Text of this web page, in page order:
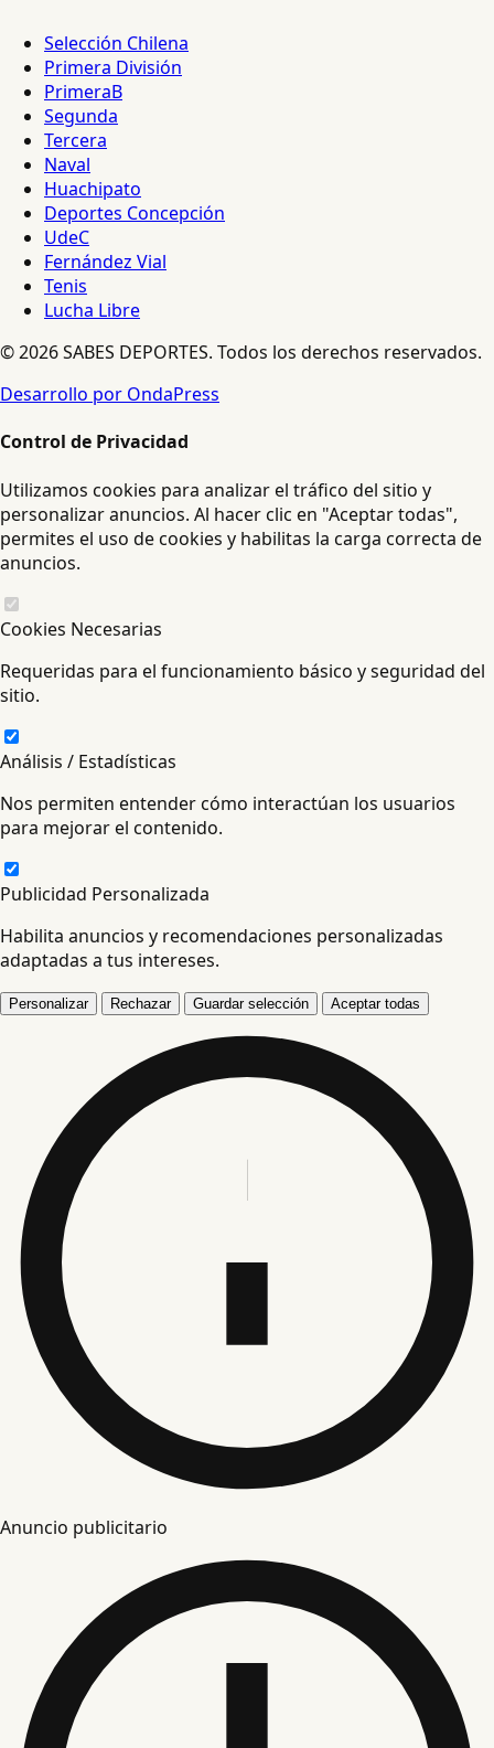
Selección Chilena
Primera División
PrimeraB
Segunda
Tercera
Naval
Huachipato
Deportes Concepción
UdeC
Fernández Vial
Tenis
Lucha Libre
© 2026 SABES DEPORTES. Todos los derechos reservados.
Desarrollo por OndaPress
Control de Privacidad
Utilizamos cookies para analizar el tráfico del sitio y
personalizar anuncios. Al hacer clic en "Aceptar todas",
permites el uso de cookies y habilitas la carga correcta de
anuncios.
Cookies Necesarias
Requeridas para el funcionamiento básico y seguridad del
sitio.
Análisis / Estadísticas
Nos permiten entender cómo interactúan los usuarios
para mejorar el contenido.
Publicidad Personalizada
Habilita anuncios y recomendaciones personalizadas
adaptadas a tus intereses.
Personalizar Rechazar Guardar selección Aceptar todas
Anuncio publicitario